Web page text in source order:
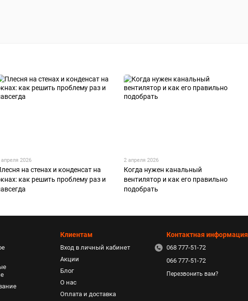
апреля 2026
на стенах и конденсат на
как решить проблему раз и
2 апреля 2026
Когда нужен канальный
вентилятор и как его правильно
подобрать
Клиентам
Вход в личный кабинет
Акции
Блог
О нас
Оплата и доставка
Контактная информация
068 777-51-72
066 777-51-72
Перезвонить вам?